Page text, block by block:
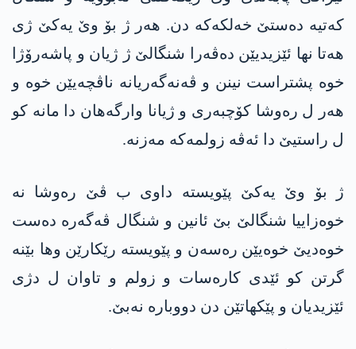
کەتیە دەستێ خەلکەکە دن. ھەر ژ بۆ وێ یەکێ ژی
ھەتا نھا ئێزیدیێن دەڤەرا شنگالێ ژ ژیان و پاشەرۆژا
خوە پشتراست نینن و ڤەنەگەریانە ناڤچەیێن خوە و
ھەر ل رەوشا کۆچبەری و ژیانا وارگەھان دا مانە کو
ل راستیێ دا ئەڤە زولمەکە مەزنە.
ژ بۆ وێ یەکێ پێویستە داوی ب ڤێ رەوشا نە
خوەزاییا شنگالێ بێ ئانین و شنگال ڤەگەرە دەست
خوەدیێ خوەیێن رەسەن و پێویستە رێکارێن وھا بێنە
گرتن کو ئێدی کارەسات و زولم و تاوان ل دژی
ئێزیدیان و پێکھاتێن دن دووبارە نەبێ.